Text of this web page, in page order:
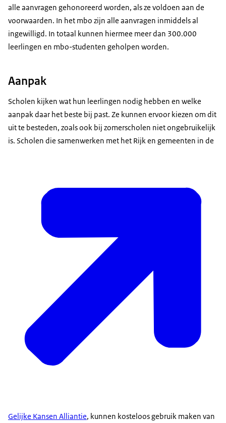
alle aanvragen gehonoreerd worden, als ze voldoen aan de
voorwaarden. In het mbo zijn alle aanvragen inmiddels al
ingewilligd. In totaal kunnen hiermee meer dan 300.000
leerlingen en mbo-studenten geholpen worden.
Aanpak
Scholen kijken wat hun leerlingen nodig hebben en welke
aanpak daar het beste bij past. Ze kunnen ervoor kiezen om dit
uit te besteden, zoals ook bij zomerscholen niet ongebruikelijk
is. Scholen die samenwerken met het Rijk en gemeenten in de
Gelijke Kansen Alliantie, kunnen kosteloos gebruik maken van